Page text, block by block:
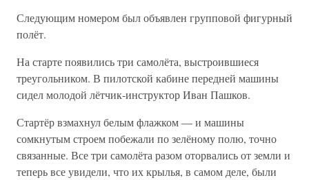
Следующим номером был объявлен групповой фигурный
полёт.
На старте появились три самолёта, выстроившиеся
треугольником. В пилотской кабине передней машины
сидел молодой лётчик-инструктор Иван Пашков.
Стартёр взмахнул белым флажком — и машины
сомкнутым строем побежали по зелёному полю, точно
связанные. Все три самолёта разом оторвались от земли и
теперь все увидели, что их крылья, в самом деле, были